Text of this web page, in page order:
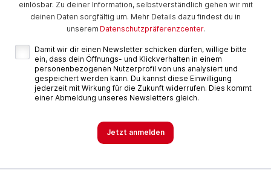
einlösbar. Zu deiner Information, selbstverständlich gehen wir mit
deinen Daten sorgfältig um. Mehr Details dazu findest du in
unserem Datenschutzpräferenzcenter.
Damit wir dir einen Newsletter schicken dürfen, willige bitte
ein, dass dein Öffnungs- und Klickverhalten in einem
personenbezogenen Nutzerprofil von uns analysiert und
gespeichert werden kann. Du kannst diese Einwilligung
jederzeit mit Wirkung für die Zukunft widerrufen. Dies kommt
einer Abmeldung unseres Newsletters gleich.